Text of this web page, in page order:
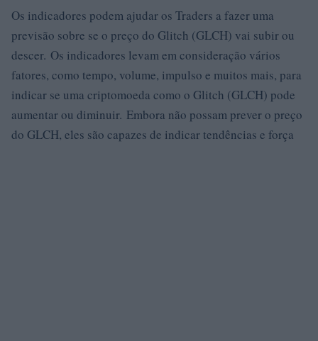
Os indicadores podem ajudar os Traders a fazer uma
previsão sobre se o preço do Glitch (GLCH) vai subir ou
descer. Os indicadores levam em consideração vários
fatores, como tempo, volume, impulso e muitos mais, para
indicar se uma criptomoeda como o Glitch (GLCH) pode
aumentar ou diminuir. Embora não possam prever o preço
do GLCH, eles são capazes de indicar tendências e força